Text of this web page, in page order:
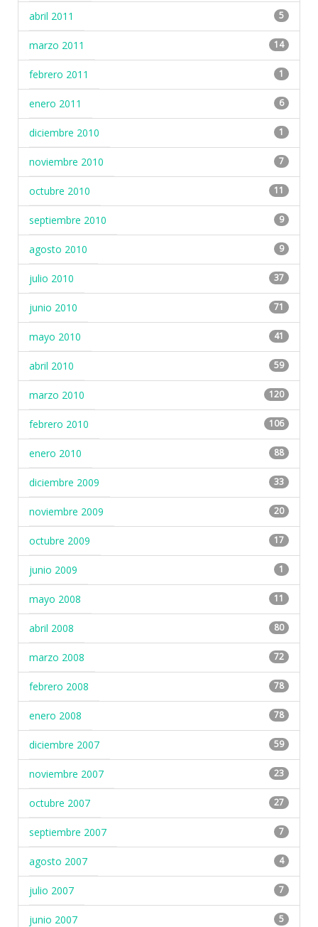
abril 2011 5
marzo 2011 14
febrero 2011 1
enero 2011 6
diciembre 2010 1
noviembre 2010 7
octubre 2010 11
septiembre 2010 9
agosto 2010 9
julio 2010 37
junio 2010 71
mayo 2010 41
abril 2010 59
marzo 2010 120
febrero 2010 106
enero 2010 88
diciembre 2009 33
noviembre 2009 20
octubre 2009 17
junio 2009 1
mayo 2008 11
abril 2008 80
marzo 2008 72
febrero 2008 78
enero 2008 78
diciembre 2007 59
noviembre 2007 23
octubre 2007 27
septiembre 2007 7
agosto 2007 4
julio 2007 7
junio 2007 5